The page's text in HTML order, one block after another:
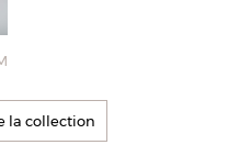
la collection